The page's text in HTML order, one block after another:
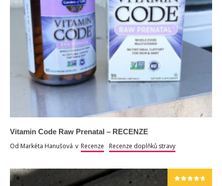
Vitamin Code Raw Prenatal – RECENZE
Od Markéta Hanušová v Recenze Recenze doplňků stravy